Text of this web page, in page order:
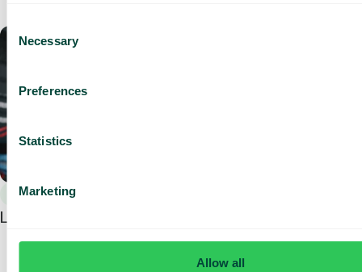
Consent
Selection
Necessary
Preferences
Statistics
Marketing
Allow all
Allmänt
Loxodonta fördubblade sina affärer tack vare Telavox